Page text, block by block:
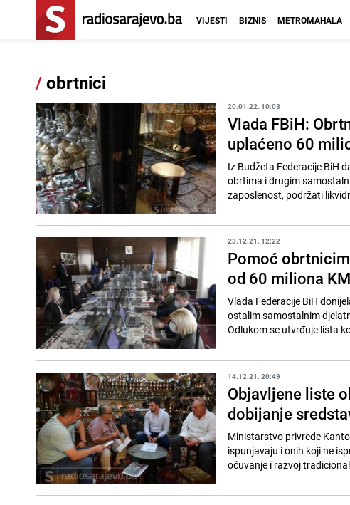
VIJESTI BIZNIS METROMAHALA
/obrtnici
20.01.22. 10:03
Vlada FBiH:
uplaćeno 60
Iz Budžeta Federacije BiH
obrtima i drugim
zaposlenost, podržati
23.12.21. 12:22
Pomoć
od 60 miliona KM
Vlada Federacije BiH
ostalim samostalnim
Odlukom se utvrđuje lista
14.12.21. 20:49
Objavljene liste
dobijanje
Ministarstvo privrede
ispunjavaju i onih koji ne
očuvanje i razvoj